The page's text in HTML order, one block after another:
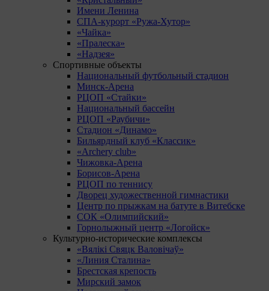
Имени Ленина
СПА-курорт «Ружа-Хутор»
«Чайка»
«Пралеска»
«Надзея»
Спортивные объекты
Национальный футбольный стадион
Минск-Арена
РЦОП «Стайки»
Национальный бассейн
РЦОП «Раубичи»
Стадион «Динамо»
Бильярдный клуб «Классик»
«Archery club»
Чижовка-Арена
Борисов-Арена
РЦОП по теннису
Дворец художественной гимнастики
Центр по прыжкам на батуте в Витебске
СОК «Олимпийский»
Горнолыжный центр «Логойск»
Культурно-исторические комплексы
«Вялікі Свяцк Валовічаў»
«Линия Сталина»
Брестская крепость
Мирский замок